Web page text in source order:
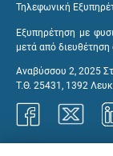
Τηλεφωνική
Εξυπηρέτηση με
μετά από διευθέτηση
Αναβύσσου 2, 2025
Τ.Θ. 25431, 1392